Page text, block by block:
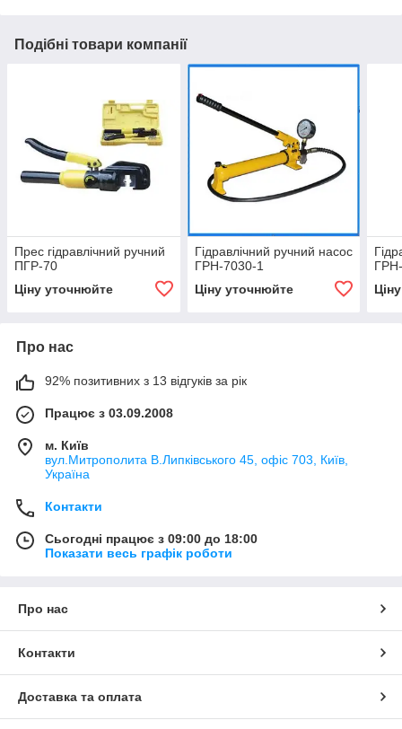
Подібні товари компанії
Прес гідравлічний ручний
ПГР-70
Ціну уточнюйте
Гідравлічний ручний насос
ГРН-7030-1
Ціну уточнюйте
Про нас
92% позитивних з 13 відгуків за рік
Працює з 03.09.2008
м. Київ
вул.Митрополита В.Липківського 45, офіс 703, Київ,
Україна
Контакти
Сьогодні працює з 09:00 до 18:00
Показати весь графік роботи
Про нас
Контакти
Доставка та оплата